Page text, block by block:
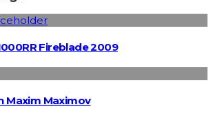
Fireblade 2009
Maxim Maximov